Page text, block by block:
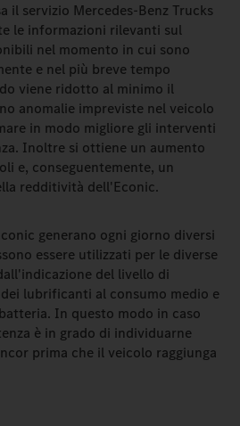
il servizio Mercedes-Benz Trucks
le informazioni rilevanti sul
nel momento in cui sono
e nel più breve tempo
viene ridotto al minimo il
anomalie impreviste nel veicolo
in modo migliore gli interventi
Inoltre si ottiene un aumento
e, conseguentemente, un
redditività dell'Econic.
generano ogni giorno diversi
essere utilizzati per le diverse
del livello di
lubrificanti al consumo medio e
In questo modo in caso
è in grado di individuarne
prima che il veicolo raggiunga